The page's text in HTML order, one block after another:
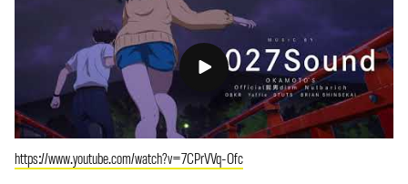
https://www.youtube.com/watch?v=7CPrVVq-Ofc